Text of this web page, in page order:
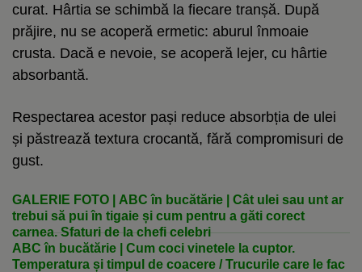
curat. Hârtia se schimbă la fiecare tranșă. După
prăjire, nu se acoperă ermetic: aburul înmoaie
crusta. Dacă e nevoie, se acoperă lejer, cu hârtie
absorbantă.
Respectarea acestor pași reduce absorbția de ulei
și păstrează textura crocantă, fără compromisuri de
gust.
GALERIE FOTO | ABC în bucătărie | Cât ulei sau unt ar
trebui să pui în tigaie și cum pentru a găti corect
carnea. Sfaturi de la chefi celebri
ABC în bucătărie | Cum coci vinetele la cuptor.
Temperatura și timpul de coacere / Trucurile care le fac